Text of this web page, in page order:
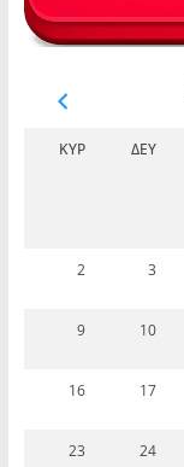
Περίληψη
Πλειοδοτικού
του Θεάτρου
πρόσληψης
ΚΥΡ ΔΕΥ
2 3
9 10
16 17
23 24